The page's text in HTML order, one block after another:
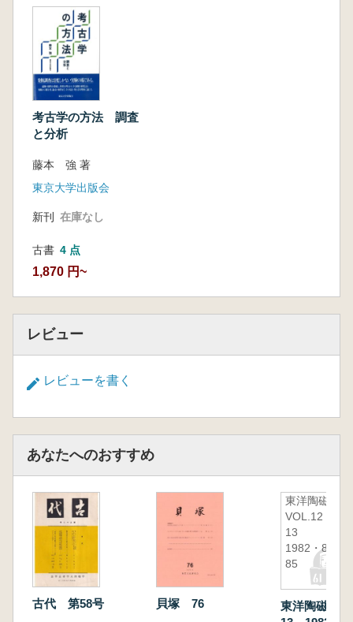
考古学の方法 調査
と分析
藤本 強 著
東京大学出版会
新刊 在庫なし
古書 4 点
1,870 円~
レビュー
レビューを書く
あなたへのおすすめ
古代 第58号 貝塚 76
東洋陶磁
VOL.12・
13
1982・83-
85
東洋陶磁